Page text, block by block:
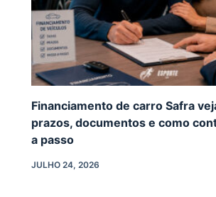
Financiamento de carro Safra
prazos, documentos e como
a passo
JULHO 24, 2026